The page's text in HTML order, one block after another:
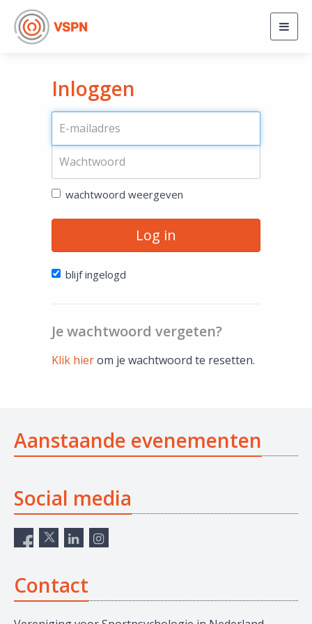
Inloggen
wachtwoord weergeven
Log in
blijf ingelogd
Je wachtwoord vergeten?
Klik hierom je wachtwoord te resetten.
Aanstaande evenementen
Social media
Contact